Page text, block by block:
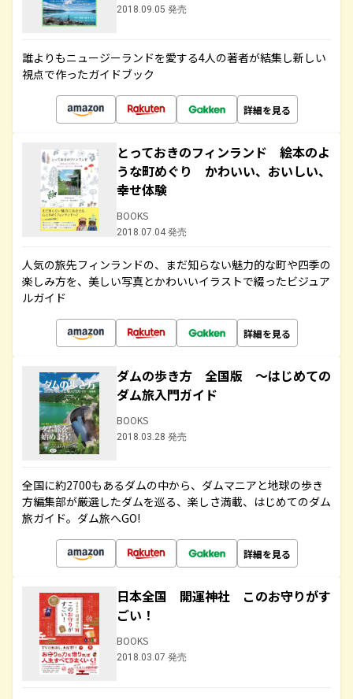
2018.09.05 発売
誰よりもニュージーランドを愛する4人の著者が結集し新しい
視点で作ったガイドブック
詳細を見る
とっておきのフィンランド 絵本のよ
うな町めぐり かわいい、おいしい、
幸せ体験
BOOKS
2018.07.04 発売
人気の旅先フィンランドの、まだ知らない魅力的な町や四季の
楽しみ方を、美しい写真とかわいいイラストで綴ったビジュア
ルガイド
詳細を見る
ダムの歩き方 全国版 ～はじめての
ダム旅入門ガイド
BOOKS
2018.03.28 発売
全国に約2700もあるダムの中から、ダムマニアと地球の歩き
方編集部が厳選したダムを巡る、楽しさ満載、はじめてのダム
旅ガイド。ダム旅へGO!
詳細を見る
日本全国 開運神社 このお守りがす
ごい！
BOOKS
2018.03.07 発売